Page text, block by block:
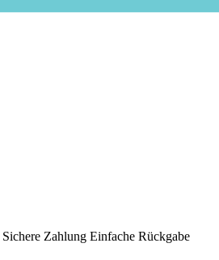
Sichere Zahlung Einfache Rückgabe